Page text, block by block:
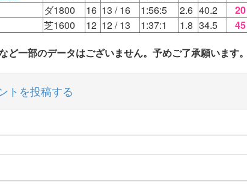
ダ1800 16 13 / 16 1:56:5 2.6 40.2 20
芝1600 12 12/ 13 1:37:1 1.8 34.5 45
一部のデータはございません。予めご了承願います。
トを投稿する